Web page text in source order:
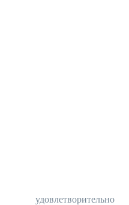
удовлетворительно